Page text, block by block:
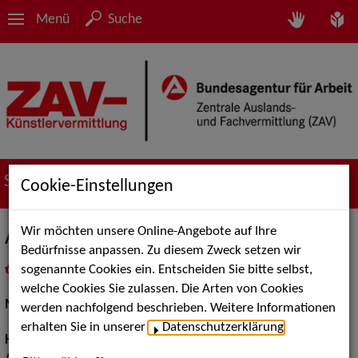
Menü Suche
Suche nach Künstler*innen
Azama Bashir
als PDF speichern
inMeine Merklistelegen
Musical:Darstellerin, Sängerin, Tänzerin
Haarfarbe:
Cookie-Einstellungen
Wir möchten unsere Online-Angebote auf Ihre
Bedürfnisse anpassen. Zu diesem Zweck setzen wir
sogenannte Cookies ein. Entscheiden Sie bitte selbst,
welche Cookies Sie zulassen. Die Arten von Cookies
werden nachfolgend beschrieben. Weitere Informationen
erhalten Sie in unserer
Datenschutzerklärung